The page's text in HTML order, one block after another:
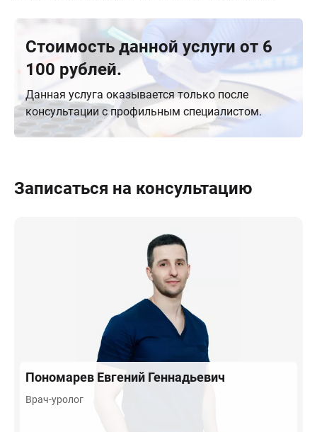
Стоимость данной услуги от 6
100 рублей.
Данная услуга оказывается только после
консультации с профильным специалистом.
Записаться на консультацию
Пономарев Евгений Геннадьевич
Врач-уролог